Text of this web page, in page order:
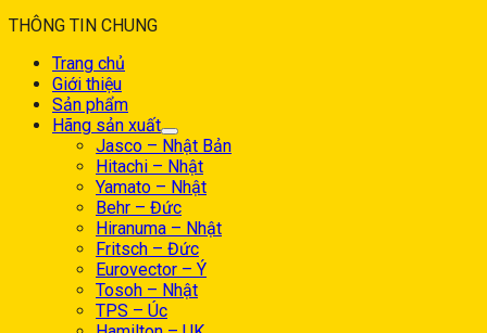
THÔNG TIN CHUNG
Trang chủ
Giới thiệu
Sản phẩm
Hãng sản xuất
Jasco – Nhật Bản
Hitachi – Nhật
Yamato – Nhật
Behr – Đức
Hiranuma – Nhật
Fritsch – Đức
Eurovector – Ý
Tosoh – Nhật
TPS – Úc